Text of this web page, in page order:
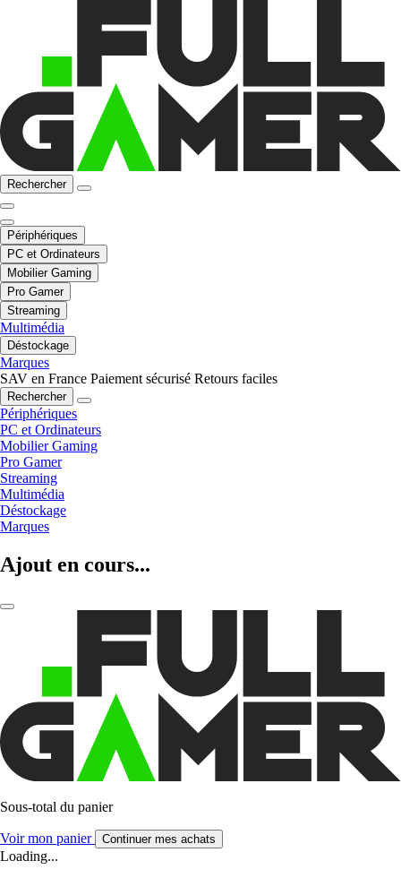
Rechercher
Périphériques
PC et Ordinateurs
Mobilier Gaming
Pro Gamer
Streaming
Multimédia
Déstockage
Marques
SAV en France Paiement sécurisé Retours faciles
Rechercher
Périphériques
PC et Ordinateurs
Mobilier Gaming
Pro Gamer
Streaming
Multimédia
Déstockage
Marques
Ajout en cours...
Sous-total du panier
Voir mon panier Continuer mes achats
Loading...